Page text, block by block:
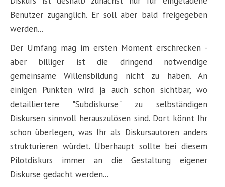
Benutzer zugänglich. Er soll aber bald freigegeben
werden...
Der Umfang mag im ersten Moment erschrecken -
aber billiger ist die dringend notwendige
gemeinsame Willensbildung nicht zu haben. An
einigen Punkten wird ja auch schon sichtbar, wo
detailliertere "Subdiskurse" zu selbständigen
Diskursen sinnvoll herauszulösen sind. Dort könnt Ihr
schon überlegen, was Ihr als Diskursautoren anders
strukturieren würdet. Überhaupt sollte bei diesem
Pilotdiskurs immer an die Gestaltung eigener
Diskurse gedacht werden...